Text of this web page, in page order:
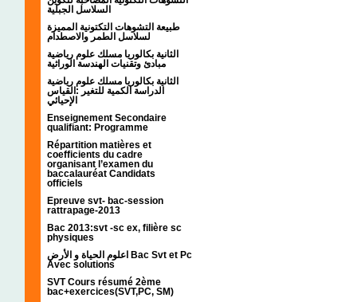
السلاسل الجبلیة
طبيعة التشوهات التكتونية المميزة
لسلاسل الطمر والاصطدام
الثانية بكالوريا مسلك علوم رياضية
مبادئ وتقنيات الهندسة الوراثية
الثانية بكالوريا مسلك علوم رياضية
الدراسة الكمية للتغير :القياس
الإحيائي
Enseignement Secondaire
qualifiant: Programme
Répartition matières et
coefficients du cadre
organisant l’examen du
baccalauréat Candidats
officiels
Epreuve svt- bac-session
rattrapage-2013
Bac 2013:svt -sc ex, filière sc
physiques
اعلوم الحياة و الأرض Bac Svt et Pc
Avec solutions
SVT Cours résumé 2ème
bac+exercices(SVT,PC, SM)